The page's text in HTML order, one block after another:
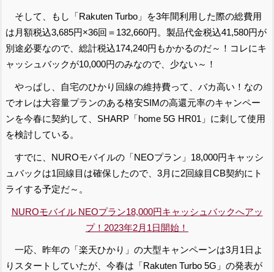
そして、もし「Rakuten Turbo」を3年間利用した際の総費用
は月額税込3,685円×36回＝132,660円。製品代金税込41,580円が
別途必要なので、総計税込174,240円もかかるのだ～！コレにキ
ャッシュバックが10,000円のみなので、少ない～！
やっぱし、自宅のひかり回線の維持費って、バカ高い！なの
でオレは大容量プランのある格安SIMの高還元率のキャンペー
ンを今春に契約して、SHARP「home 5G HR01」に刺して使用
を検討している。
すでに、NUROモバイルの「NEOプラン」18,000円キャッシ
ュバックは1回線目は確保したので、3月に2回線目CB契約にト
ライする予定だ～。
NUROモバイル NEOプラン18,000円キャッシュバックへアッ
プ！2023年2月1日開始！
一応、昨年の「楽天ひかり」の大型キャンペーンは3月1日よ
りスタートしていたが、今春は「Rakuten Turbo 5G」の発表が